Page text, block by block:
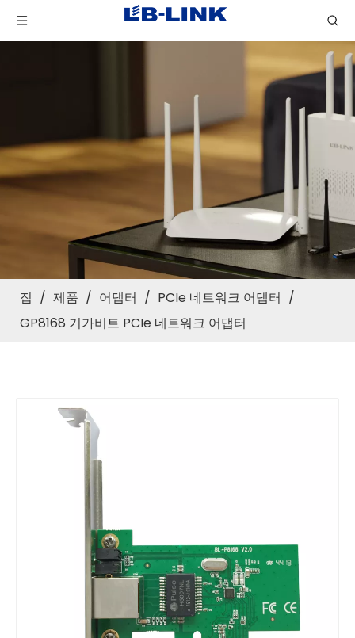
집 / 제품 / 어댑터 / PCIe 네트워크 어댑터 /
GP8168 기가비트 PCIe 네트워크 어댑터